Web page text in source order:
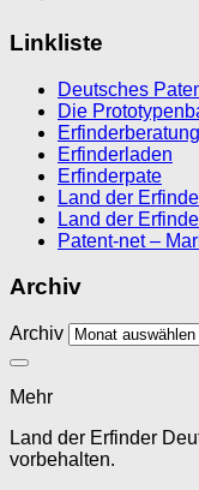
Linkliste
Deutsches
Die
Erfinderberatung
Erfinderladen
Erfinderpate
Land der
Land der
Patent-net –
Archiv
Archiv
Mehr
Land der Erfinder
vorbehalten.